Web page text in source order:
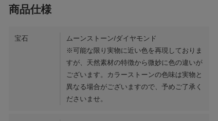
宝石
ムーンストーン/ダイヤモンド
※可能な限り実物に近い色を再現しておりま
すが、天然素材の特徴から微妙に色の違いが
ございます。カラーストーンの色味は実物と
異なる場合がございますので、予めご了承く
ださいませ。